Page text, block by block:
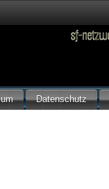
Datenschutz